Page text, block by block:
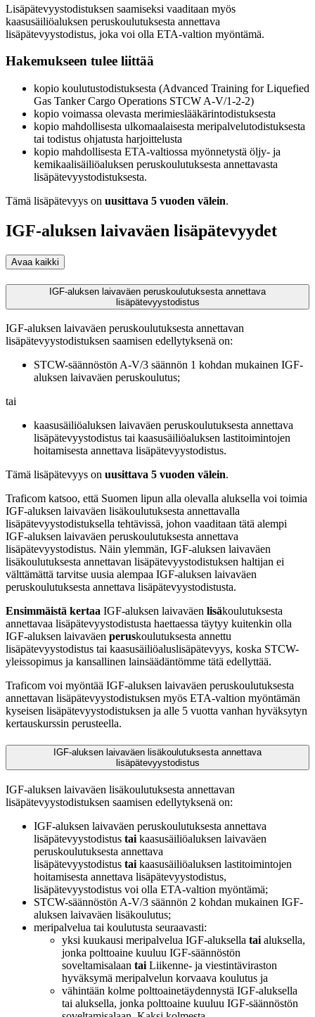
Lisäpätevyystodistuksen saamiseksi vaaditaan myös
kaasusäiliöaluksen peruskoulutuksesta annettava
lisäpätevyystodistus, joka voi olla ETA-valtion myöntämä.
Hakemukseen tulee liittää
kopio koulutustodistuksesta (Advanced Training for Liquefied
Gas Tanker Cargo Operations STCW A-V/1-2-2)
kopio voimassa olevasta merimieslääkärintodistuksesta
kopio mahdollisesta ulkomaalaisesta meripalvelutodistuksesta
tai todistus ohjatusta harjoittelusta
kopio mahdollisesta ETA-valtiossa myönnetystä öljy- ja
kemikaalisäiliöaluksen peruskoulutuksesta annettavasta
lisäpätevyystodistuksesta.
Tämä lisäpätevyys on uusittava 5 vuoden välein.
IGF-aluksen laivaväen lisäpätevyydet
Avaa kaikki
IGF-aluksen laivaväen peruskoulutuksesta annettava
lisäpätevyystodistus
IGF-aluksen laivaväen peruskoulutuksesta annettavan
lisäpätevyystodistuksen saamisen edellytyksenä on:
STCW-säännöstön A-V/3 säännön 1 kohdan mukainen IGF-
aluksen laivaväen peruskoulutus;
tai
kaasusäiliöaluksen laivaväen peruskoulutuksesta annettava
lisäpätevyystodistus tai kaasusäiliöaluksen lastitoimintojen
hoitamisesta annettava lisäpätevyystodistus.
Tämä lisäpätevyys on uusittava 5 vuoden välein.
Traficom katsoo, että Suomen lipun alla olevalla aluksella voi toimia
IGF-aluksen laivaväen lisäkoulutuksesta annettavalla
lisäpätevyystodistuksella tehtävissä, johon vaaditaan tätä alempi
IGF-aluksen laivaväen peruskoulutuksesta annettava
lisäpätevyystodistus. Näin ylemmän, IGF-aluksen laivaväen
lisäkoulutuksesta annettavan lisäpätevyystodistuksen haltijan ei
välttämättä tarvitse uusia alempaa IGF-aluksen laivaväen
peruskoulutuksesta annettava lisäpätevyystodistusta.
Ensimmäistä kertaa IGF-aluksen laivaväen lisäkoulutuksesta
annettavaa lisäpätevyystodistusta haettaessa täytyy kuitenkin olla
IGF-aluksen laivaväen peruskoulutuksesta annettu
lisäpätevyystodistus tai kaasusäiliöaluslisäpätevyys, koska STCW-
yleissopimus ja kansallinen lainsäädäntömme tätä edellyttää.
Traficom voi myöntää IGF-aluksen laivaväen peruskoulutuksesta
annettavan lisäpätevyystodistuksen myös ETA-valtion myöntämän
kyseisen lisäpätevyystodistuksen ja alle 5 vuotta vanhan hyväksytyn
kertauskurssin perusteella.
IGF-aluksen laivaväen lisäkoulutuksesta annettava
lisäpätevyystodistus
IGF-aluksen laivaväen lisäkoulutuksesta annettavan
lisäpätevyystodistuksen saamisen edellytyksenä on:
IGF-aluksen laivaväen peruskoulutuksesta annettava
lisäpätevyystodistus tai kaasusäiliöaluksen laivaväen
peruskoulutuksesta annettava
lisäpätevyystodistus tai kaasusäiliöaluksen lastitoimintojen
hoitamisesta annettava lisäpätevyystodistus,
lisäpätevyystodistus voi olla ETA-valtion myöntämä;
STCW-säännöstön A-V/3 säännön 2 kohdan mukainen IGF-
aluksen laivaväen lisäkoulutus;
meripalvelua tai koulutusta seuraavasti:
yksi kuukausi meripalvelua IGF-aluksella tai aluksella,
jonka polttoaine kuuluu IGF-säännöstön
soveltamisalaan tai Liikenne- ja viestintäviraston
hyväksymä meripalvelun korvaava koulutus ja
vähintään kolme polttoainetäydennystä IGF-aluksella
tai aluksella, jonka polttoaine kuuluu IGF-säännöstön